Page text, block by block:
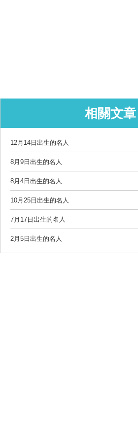
相關文章
12月14日出生的名人
8月9日出生的名人
8月4日出生的名人
10月25日出生的名人
7月17日出生的名人
2月5日出生的名人